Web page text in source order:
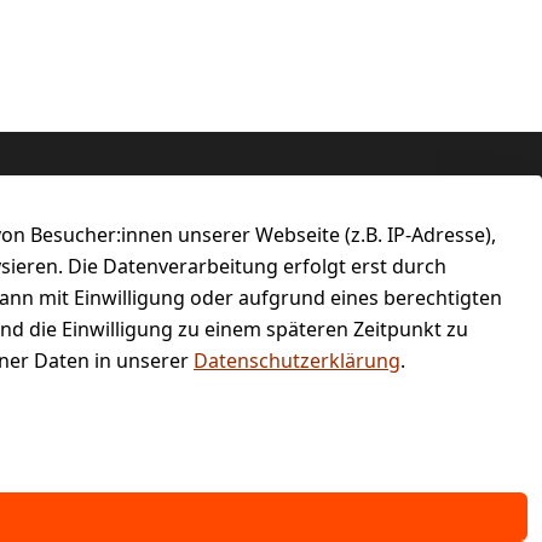
Besucher:innen unserer Webseite (z.B. IP-Adresse),
Die Datenverarbeitung erfolgt erst durch
mit Einwilligung oder aufgrund eines berechtigten
die Einwilligung zu einem späteren Zeitpunkt zu
Daten in unserer Datenschutzerklärung.